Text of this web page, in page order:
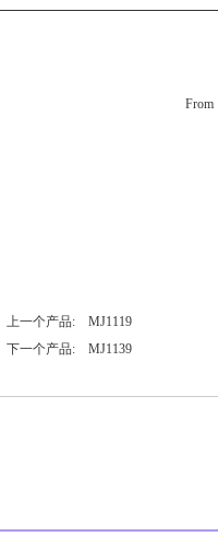
上一个产品: MJ1119
下一个产品: MJ1139